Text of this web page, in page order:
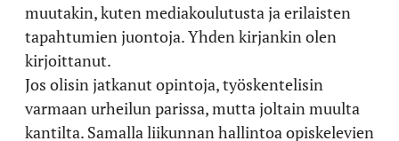
muutakin, kuten mediakoulutusta ja erilaisten
tapahtumien juontoja. Yhden kirjankin olen
kirjoittanut.
Jos olisin jatkanut opintoja, työskentelisin
varmaan urheilun parissa, mutta joltain muulta
kantilta. Samalla liikunnan hallintoa opiskelevien